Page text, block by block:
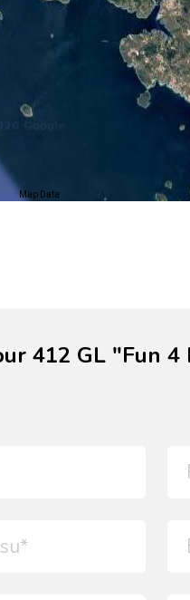
Map Data
412 GL "Fun 4